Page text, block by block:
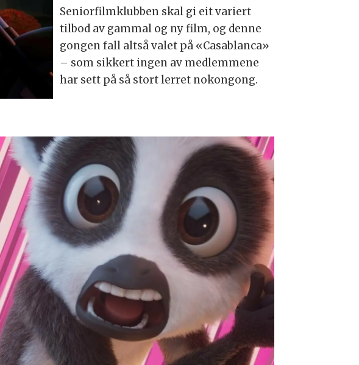
Seniorfilmklubben skal gi eit variert
tilbod av gammal og ny film, og denne
gongen fall altså valet på «Casablanca»
– som sikkert ingen av medlemmene
har sett på så stort lerret nokongong.